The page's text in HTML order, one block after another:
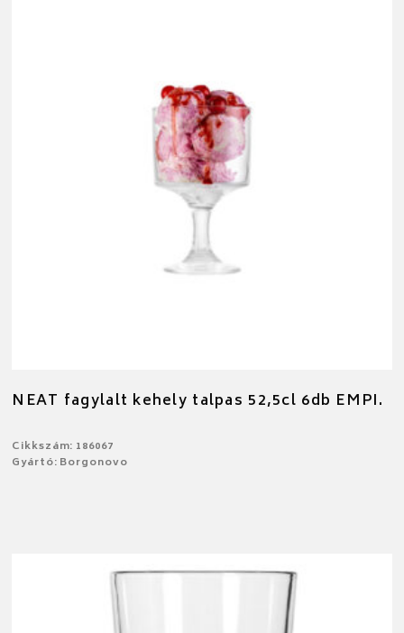
NEAT fagylalt kehely talpas 52,5cl 6db EMPI.
Cikkszám: 186067
Gyártó: Borgonovo